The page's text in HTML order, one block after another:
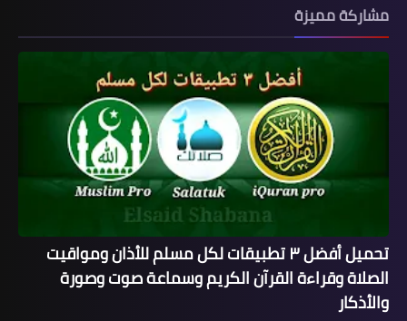
مشاركة مميزة
تحميل أفضل ٣ تطبيقات لكل مسلم للأذان ومواقيت
الصلاة وقراءة القرآن الكريم وسماعة صوت وصورة
والأذكار